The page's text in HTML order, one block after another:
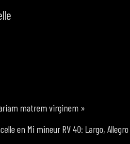
matrem virginem »
en Mi mineur RV 40: Largo, Allegro